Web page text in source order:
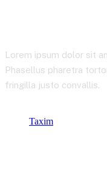
Lorem ipsum dolor sit
Phasellus pharetra
fringilla justo convallis.
Taxim